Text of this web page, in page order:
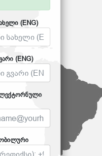
(ENG)
(ENG)